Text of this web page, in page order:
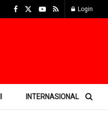
Login
INTERNASIONAL